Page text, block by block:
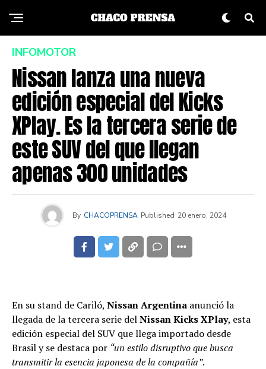
INFOMOTOR
Nissan lanza una nueva
edición especial del Kicks
XPlay. Es la tercera serie de
este SUV del que llegan
apenas 300 unidades
By CHACOPRENSA Published 20 enero, 2024
En su stand de Cariló, Nissan Argentina anunció la
llegada de la tercera serie delNissan Kicks XPlay, esta
edición especial del SUV que llega importado desde
Brasil y se destaca por “un estilo disruptivo que busca
transmitir la esencia japonesa de la compañía”.